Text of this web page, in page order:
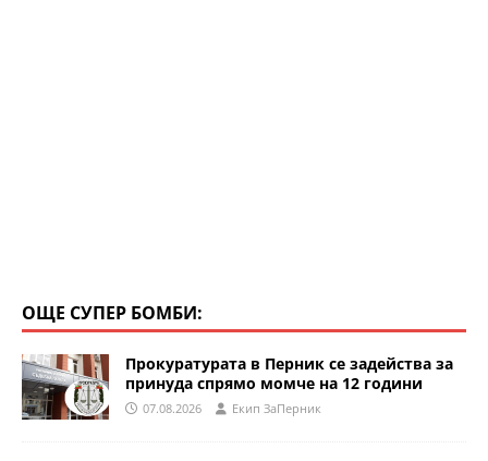
ОЩЕ СУПЕР БОМБИ:
Прокуратурата в Перник се задейства за
принуда спрямо момче на 12 години
07.08.2026 Eкип ЗаПерник